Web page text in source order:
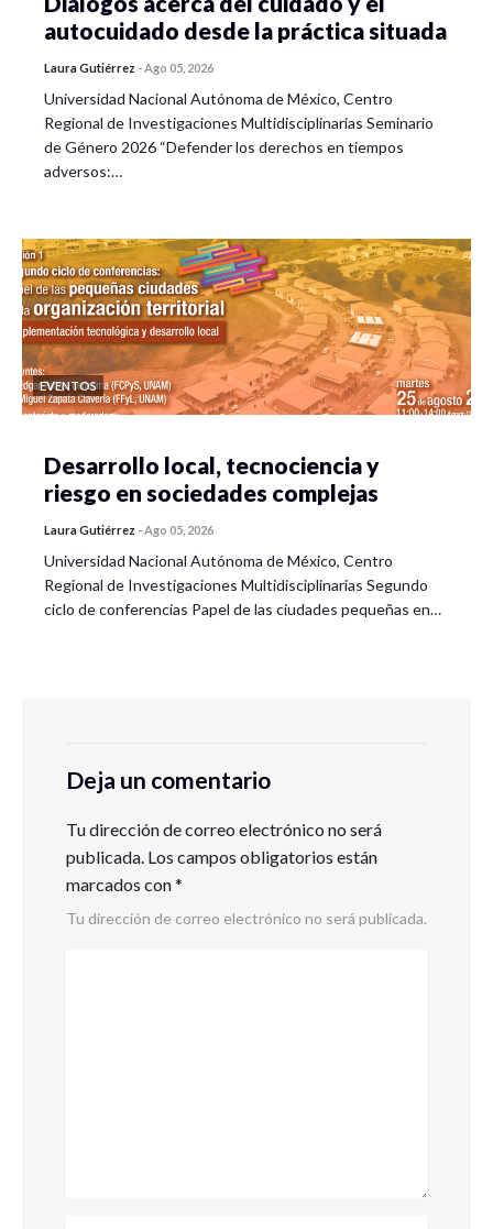
autocuidado desde la práctica situada
Laura Gutiérrez -Ago 05, 2026
Universidad Nacional Autónoma de México, Centro
Regional de Investigaciones Multidisciplinarias Seminario
de Género 2026 “Defender los derechos en tiempos
adversos:…
EVENTOS
Desarrollo local, tecnociencia y
riesgo en sociedades complejas
Laura Gutiérrez -Ago 05, 2026
Universidad Nacional Autónoma de México, Centro
Regional de Investigaciones Multidisciplinarias Segundo
ciclo de conferencias Papel de las ciudades pequeñas en…
Deja un comentario
Tu dirección de correo electrónico no será
publicada. Los campos obligatorios están
marcados con*
Tu dirección de correo electrónico no será publicada.